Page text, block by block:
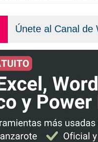
Únete al Canal de